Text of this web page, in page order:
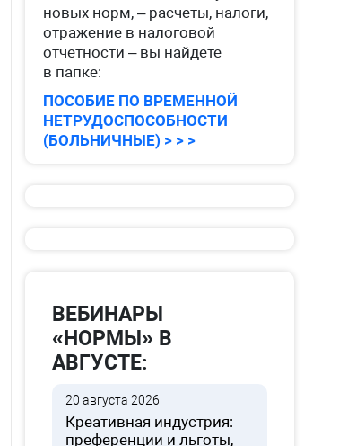
новых норм, – расчеты, налоги,
отражение в налоговой
отчетности – вы найдете
в папке:
ПОСОБИЕ ПО ВРЕМЕННОЙ
НЕТРУДОСПОСОБНОСТИ
(БОЛЬНИЧНЫЕ) > > >
ВЕБИНАРЫ
«НОРМЫ» В
АВГУСТЕ:
20 августа 2026
Креативная индустрия:
преференции и льготы,